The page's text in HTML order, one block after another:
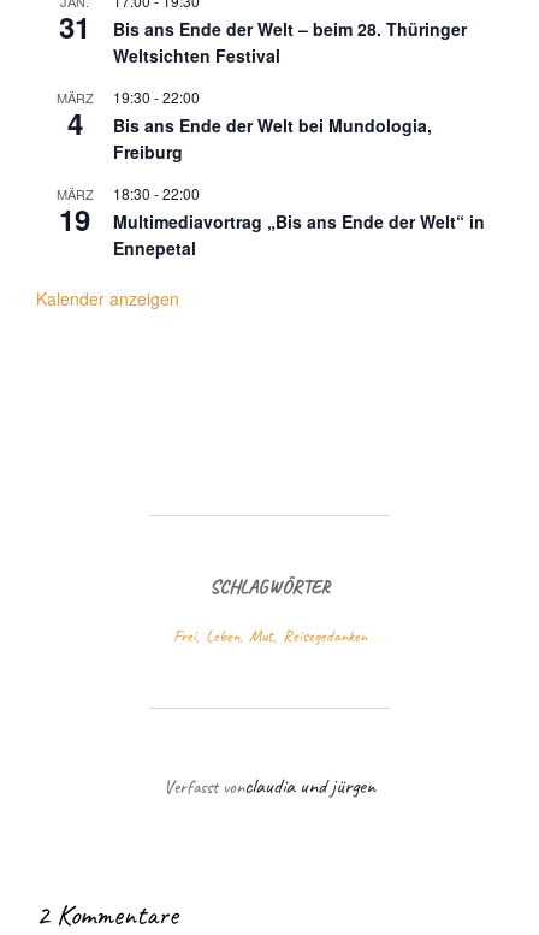
31
Bis ans Ende der Welt – beim 28. Thüringer
Weltsichten Festival
MÄRZ
4
19:30 -22:00
Bis ans Ende der Welt bei Mundologia,
Freiburg
MÄRZ
19
18:30 -22:00
Multimediavortrag „Bis ans Ende der Welt“ in
Ennepetal
Kalender anzeigen
SCHLAGWÖRTER
Frei, Leben, Mut, Reisegedanken
BEITRAGSAUTOR
Verfasst vonclaudia und jürgen
2 Kommentare